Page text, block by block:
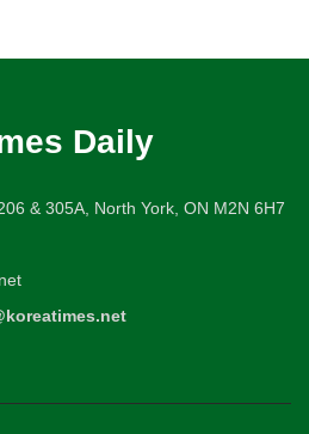
Daily
& 305A, North York, ON M2N 6H7